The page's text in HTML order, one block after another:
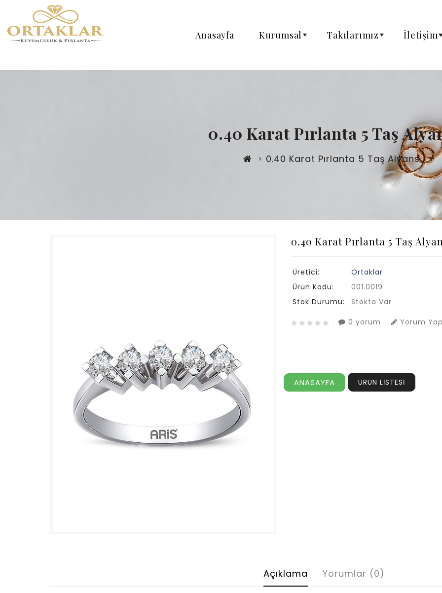
Anasayfa Kurumsal Takılarımız İletişim
0.40 Karat Pırlanta 5 Taş
0.40 Karat Pırlanta 5 Taş Alyans
0.40 Karat Pırlanta 5 Taş
Üretici:
Ortaklar
Ürün Kodu:
001.0019
Stok Durumu:
Stokta Var
0 yorum Yorum
ANASAYFA ÜRÜN LİSTESİ
Açıklama Yorumlar (0)